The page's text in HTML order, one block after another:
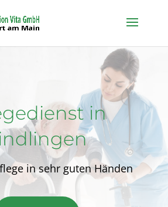
in
in sehr guten Händen